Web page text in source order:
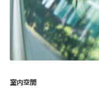
室内空間